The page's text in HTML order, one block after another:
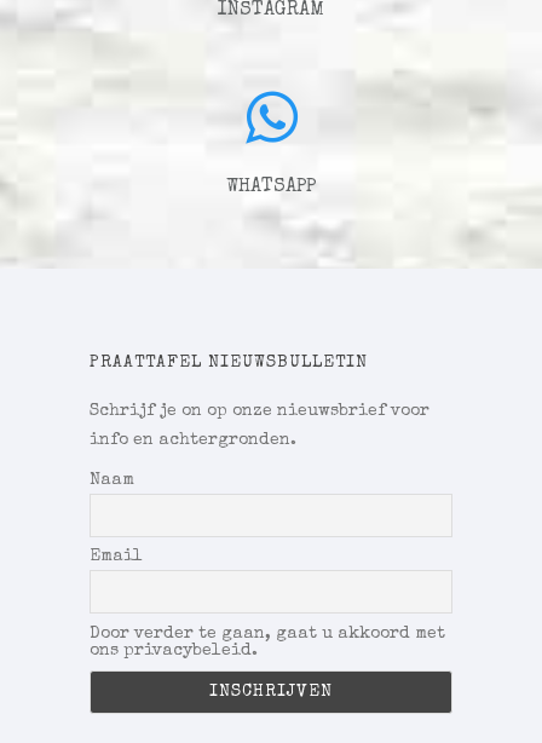
INSTAGRAM
WHATSAPP
PRAATTAFEL NIEUWSBULLETIN
Schrijf je on op onze nieuwsbrief voor
info en achtergronden.
Naam
Email
Door verder te gaan, gaat u akkoord met
ons privacybeleid.